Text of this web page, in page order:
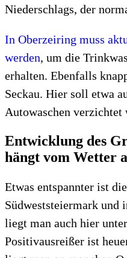
Niederschlags, der
In Oberzeiring muss
werden, um die
erhalten. Ebenfalls
Seckau. Hier soll etwa
Autowaschen verzichtet
Entwicklung des
hängt vom Wetter
Etwas entspannter ist
Südweststeiermark und
liegt man auch hier
Positivausreißer ist